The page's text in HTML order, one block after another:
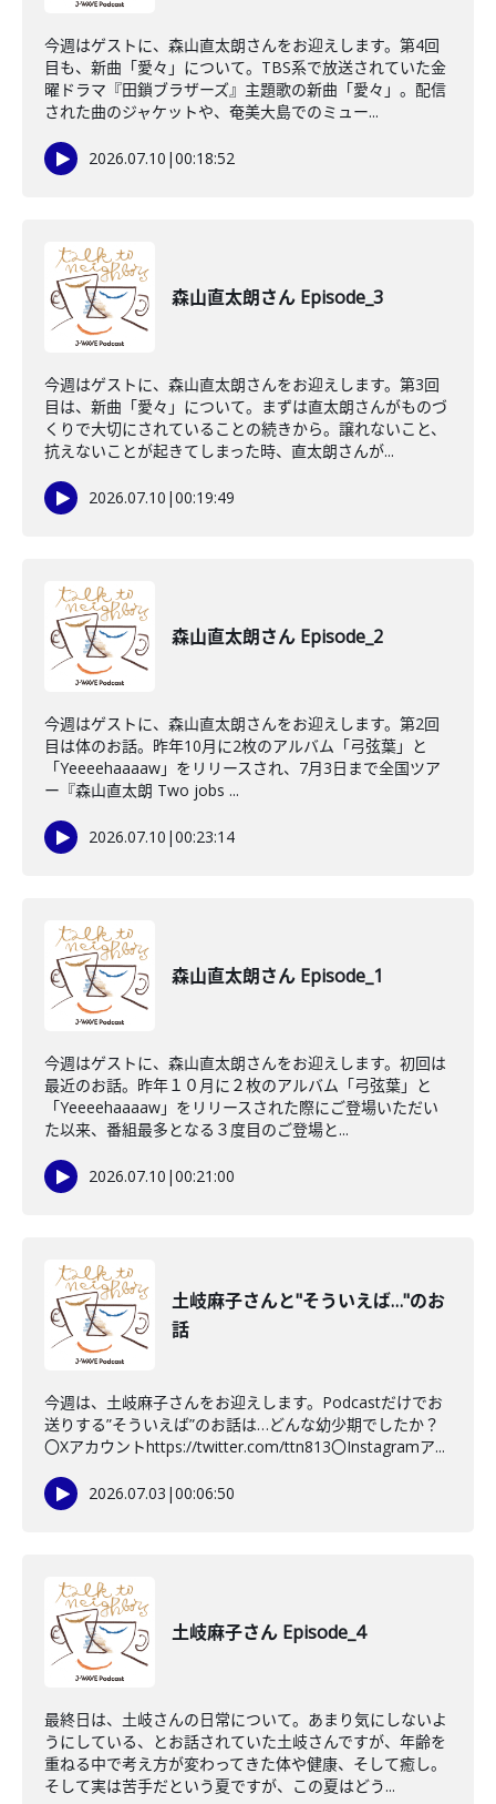
今週はゲストに、森山直太朗さんをお迎えします。第4回
目も、新曲「愛々」について。TBS系で放送されていた金
曜ドラマ『田鎖ブラザーズ』主題歌の新曲「愛々」。配信
された曲のジャケットや、奄美大島でのミュー...
2026.07.10 |00:18:52
森山直太朗さん Episode_3
今週はゲストに、森山直太朗さんをお迎えします。第3回
目は、新曲「愛々」について。まずは直太朗さんがものづ
くりで大切にされていることの続きから。譲れないこと、
抗えないことが起きてしまった時、直太朗さんが...
2026.07.10 |00:19:49
森山直太朗さん Episode_2
今週はゲストに、森山直太朗さんをお迎えします。第2回
目は体のお話。昨年10月に2枚のアルバム「弓弦葉」と
「Yeeeehaaaaw」をリリースされ、7月3日まで全国ツア
ー『森山直太朗 Two jobs ...
2026.07.10 |00:23:14
森山直太朗さん Episode_1
今週はゲストに、森山直太朗さんをお迎えします。初回は
最近のお話。昨年１０月に２枚のアルバム「弓弦葉」と
「Yeeeehaaaaw」をリリースされた際にご登場いただい
た以来、番組最多となる３度目のご登場と...
2026.07.10 |00:21:00
土岐麻子さんと"そういえば…"のお
話
今週は、土岐麻子さんをお迎えします。Podcastだけでお
送りする”そういえば”のお話は…どんな幼少期でしたか？
〇Xアカウントhttps://twitter.com/ttn813〇Instagramア...
2026.07.03 |00:06:50
土岐麻子さん Episode_4
最終日は、土岐さんの日常について。あまり気にしないよ
うにしている、とお話されていた土岐さんですが、年齢を
重ねる中で考え方が変わってきた体や健康、そして癒し。
そして実は苦手だという夏ですが、この夏はどう...